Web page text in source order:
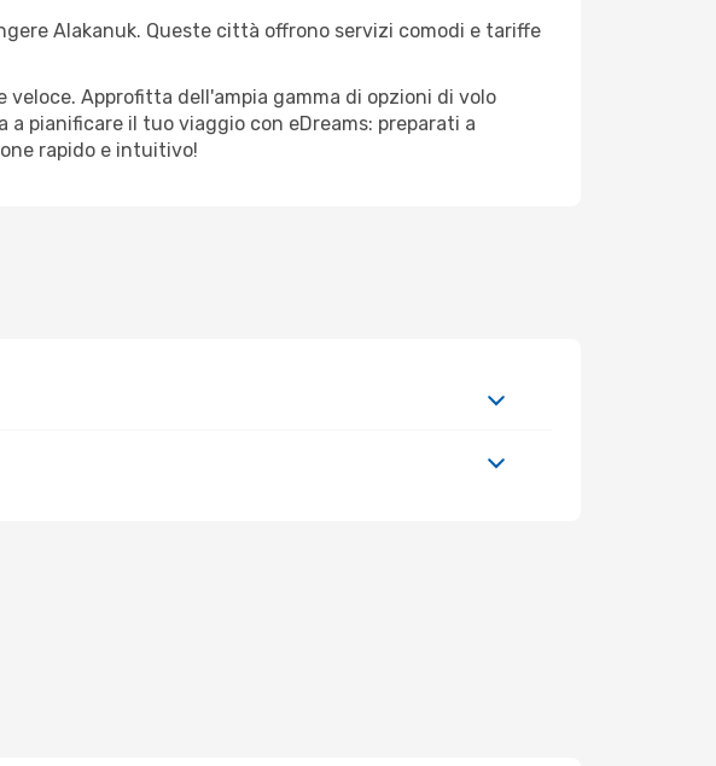
Alakanuk. Queste città offrono servizi comodi e tariffe
Approfitta dell'ampia gamma di opzioni di volo
pianificare il tuo viaggio con eDreams: preparati a
rapido e intuitivo!